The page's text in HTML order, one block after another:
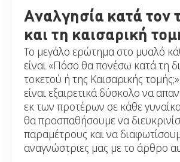
Αναλγησία κατά τον
και τη καισαρική
Το μεγάλο ερώτημα στο μυαλό
είναι «Πόσο θα πονέσω κατά τη
τοκετού ή της Καισαρικής
είναι εξαιρετικά δύσκολο να
εκ των προτέρων σε κάθε
θα προσπαθήσουμε να
παραμέτρους και να
αναγνώστριες μας με το άρθρο